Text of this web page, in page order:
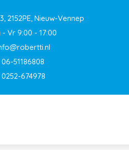
2152PE, Nieuw-Vennep
- Vr 9:00 - 17:00
06-51186808
0252-674978